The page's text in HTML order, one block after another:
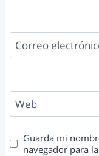
Correo
Web
Guarda mi
navegador para